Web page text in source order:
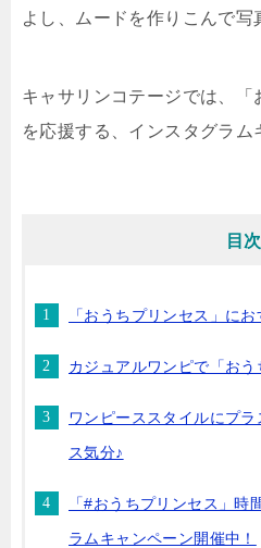
よし、ムードを作りこんで写
キャサリンコテージでは、「
を応援する、インスタグラム
目次
「おうちプリンセス」に
カジュアルワンピで「お
ワンピーススタイルにプ
ス気分♪
「#おうちプリンセス」
ラムキャンペーン開催中！